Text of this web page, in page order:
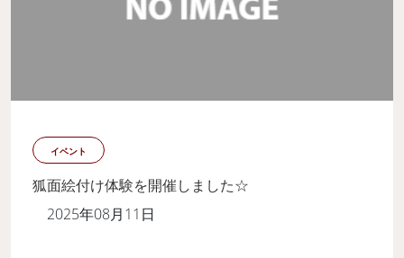
イベント
狐面絵付け体験を開催しました☆
2025年08月11日